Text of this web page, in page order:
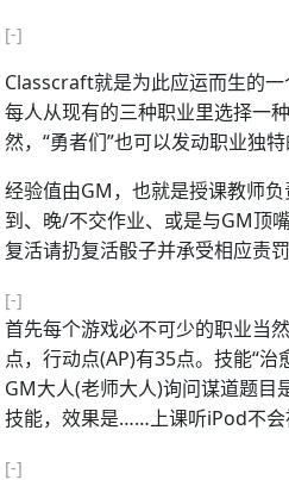
[-]
Classcraft就是为此应运而生的一
每人从现有的三种职业里选择一
然，“勇者们”也可以发动职业独
经验值由GM，也就是授课教师
到、晚/不交作业、或是与GM顶
复活请扔复活骰子并承受相应责
[-]
首先每个游戏必不可少的职业当
点，行动点(AP)有35点。技能“
GM大人(老师大人)询问谋道题目
技能，效果是……上课听iPod不
[-]